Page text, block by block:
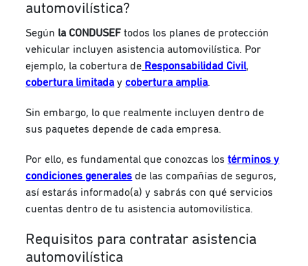
automovilística?
Según la CONDUSEF todos los planes de protección
vehicular incluyen asistencia automovilística. Por
ejemplo, la cobertura de Responsabilidad Civil,
cobertura limitada ycobertura amplia.
Sin embargo, lo que realmente incluyen dentro de
sus paquetes depende de cada empresa.
Por ello, es fundamental que conozcas los términos y
condiciones generales de las compañías de seguros,
así estarás informado(a) y sabrás con qué servicios
cuentas dentro de tu asistencia automovilística.
Requisitos para contratar asistencia
automovilística